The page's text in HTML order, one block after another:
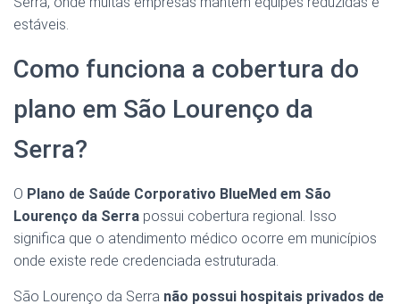
estáveis.
Como funciona a cobertura do
plano em São Lourenço da
Serra?
O Plano de Saúde Corporativo BlueMed em São
Lourenço da Serra possui cobertura regional. Isso
significa que o atendimento médico ocorre em municípios
onde existe rede credenciada estruturada.
São Lourenço da Serra não possui hospitais privados de